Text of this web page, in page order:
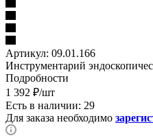
Артикул: 09.01.166
Инструментарий
Подробности
1 392 ₽/шт
Есть в наличии: 29
Для заказа необходимо